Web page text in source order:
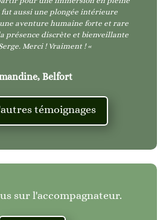
fut aussi une plongée intérieure
aventure humaine forte et rare
présence discrète et bienveillante
Merci ! Vraiment ! «
Belfort
témoignages
sur l'accompagnateur.